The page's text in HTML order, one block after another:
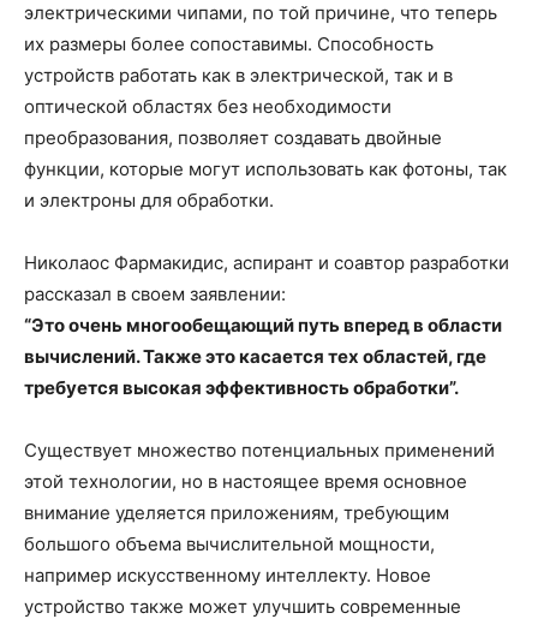
электрическими чипами, по той причине, что теперь
их размеры более сопоставимы. Способность
устройств работать как в электрической, так и в
оптической областях без необходимости
преобразования, позволяет создавать двойные
функции, которые могут использовать как фотоны, так
и электроны для обработки.
Николаос Фармакидис, аспирант и соавтор разработки
рассказал в своем заявлении:
“Это очень многообещающий путь вперед в области
вычислений. Также это касается тех областей, где
требуется высокая эффективность обработки”.
Существует множество потенциальных применений
этой технологии, но в настоящее время основное
внимание уделяется приложениям, требующим
большого объема вычислительной мощности,
например искусственному интеллекту. Новое
устройство также может улучшить современные